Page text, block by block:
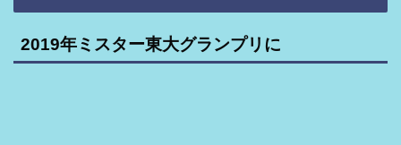
2019年ミスター東大グランプリに